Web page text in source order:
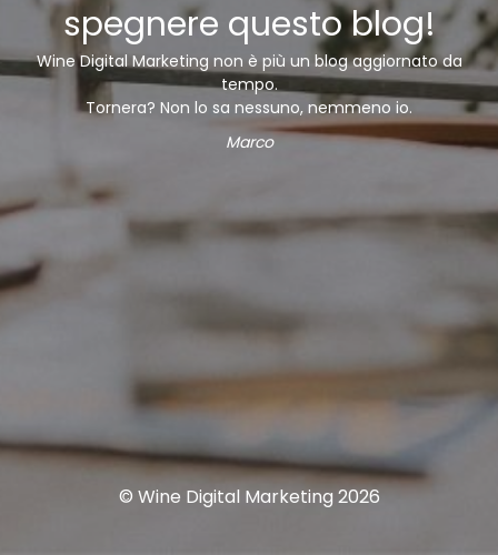
spegnere questo blog!
Wine Digital Marketing non è più un blog aggiornato da
tempo.
Tornera? Non lo sa nessuno, nemmeno io.
Marco
© Wine Digital Marketing 2026